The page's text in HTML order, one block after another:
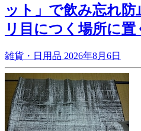
ット」で飲み忘れ
リ目につく場所に
雑貨・日用品 2026年8月6日